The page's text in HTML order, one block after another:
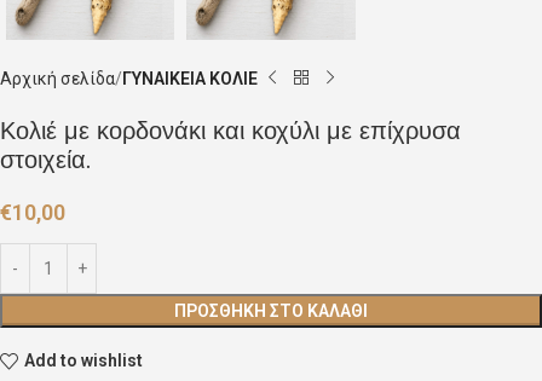
Αρχική σελίδα ΓΥΝΑΙΚΕΙΑ ΚΟΛΙΕ
Κολιέ με κορδονάκι και κοχύλι με επίχρυσα
στοιχεία.
€10,00
ΠΡΟΣΘΉΚΗ ΣΤΟ ΚΑΛΆΘΙ
Add to wishlist